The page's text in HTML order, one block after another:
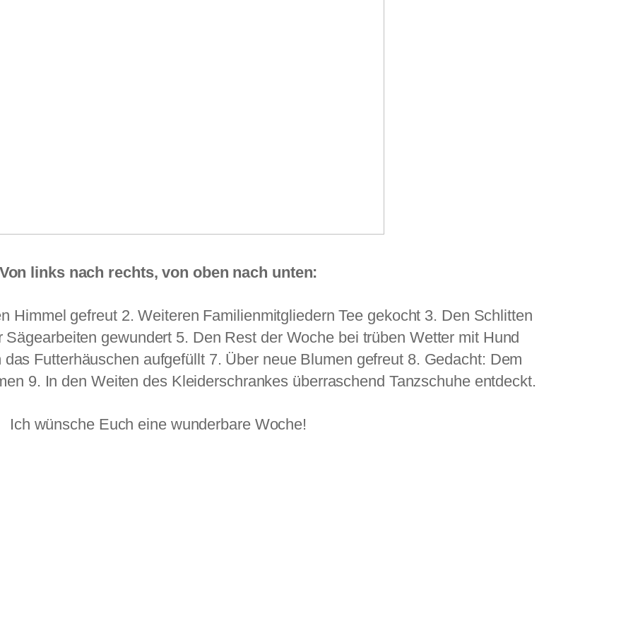
Von links nach rechts, von oben nach unten:
Himmel gefreut 2. Weiteren Familienmitgliedern Tee gekocht 3. Den Schlitten
gewundert 5. Den Rest der Woche bei trüben Wetter mit Hund
Futterhäuschen aufgefüllt 7. Über neue Blumen gefreut 8. Gedacht: Dem
9. In den Weiten des Kleiderschrankes überraschend Tanzschuhe entdeckt.
Ich wünsche Euch eine wunderbare Woche!